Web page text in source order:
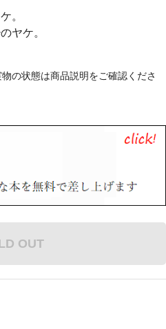
。
ヤケ。
の状態は商品説明をご確認くださ
OUT